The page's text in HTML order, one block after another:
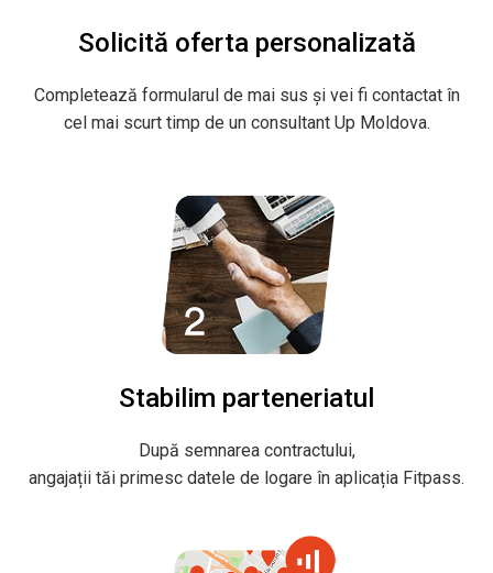
Solicită oferta personalizată
Completează formularul de mai sus și vei fi contactat în
cel mai scurt timp de un consultant Up Moldova.
Stabilim parteneriatul
După semnarea contractului,
angajații tăi primesc datele de logare în aplicația Fitpass.